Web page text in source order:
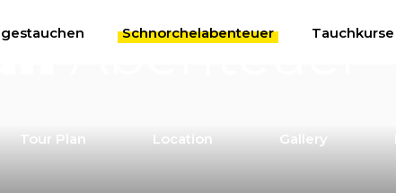
Schnorchelabenteuer Tauchkurse
Abenteuer
Tour Plan Location Gallery